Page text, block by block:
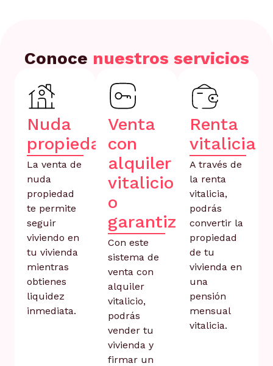
Conoce nuestros servicios
Nuda
propiedad
La venta de
nuda
propiedad
te permite
seguir
viviendo en
tu vivienda
mientras
obtienes
liquidez
inmediata.
Venta
con
alquiler
vitalicio
o
garantizado
Con este
sistema de
venta con
alquiler
vitalicio,
podrás
vender tu
vivienda y
firmar un
Renta
vitalicia
A través de
la renta
vitalicia,
podrás
convertir la
propiedad
de tu
vivienda en
una
pensión
mensual
vitalicia.